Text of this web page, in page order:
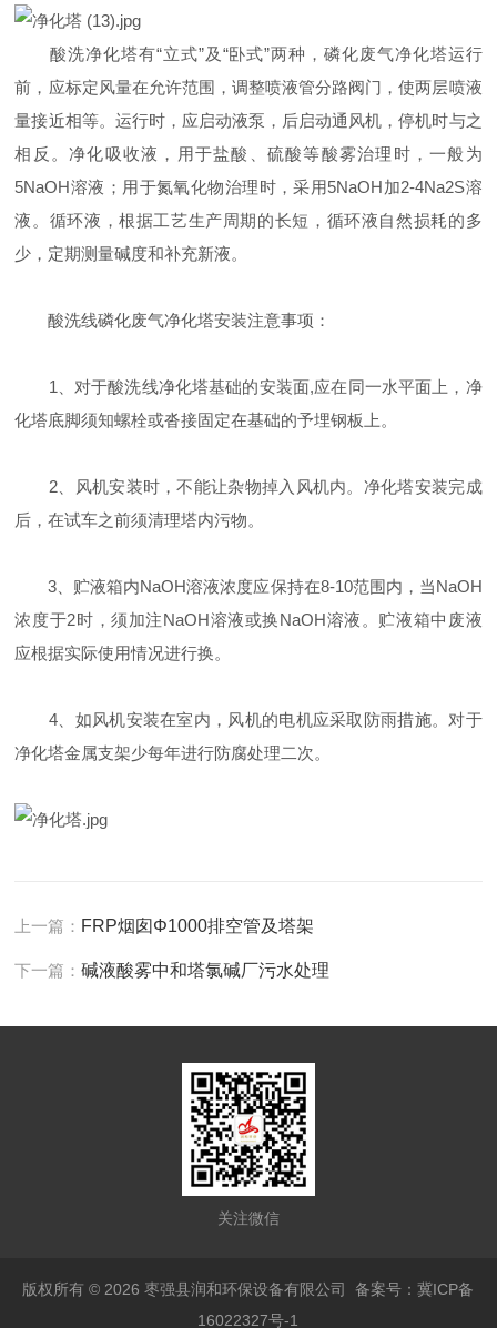
酸洗净化塔有“立式”及“卧式”两种，磷化废气净化塔运行
前，应标定风量在允许范围，调整喷液管分路阀门，使两层喷液
量接近相等。运行时，应启动液泵，后启动通风机，停机时与之
相反。净化吸收液，用于盐酸、硫酸等酸雾治理时，一般为
5NaOH溶液；用于氮氧化物治理时，采用5NaOH加2-4Na2S溶
液。循环液，根据工艺生产周期的长短，循环液自然损耗的多
少，定期测量碱度和补充新液。
酸洗线磷化废气净化塔安装注意事项：
1、对于酸洗线净化塔基础的安装面,应在同一水平面上，净
化塔底脚须知螺栓或沓接固定在基础的予埋钢板上。
2、风机安装时，不能让杂物掉入风机内。净化塔安装完成
后，在试车之前须清理塔内污物。
3、贮液箱内NaOH溶液浓度应保持在8-10范围内，当NaOH
浓度于2时，须加注NaOH溶液或换NaOH溶液。贮液箱中废液
应根据实际使用情况进行换。
4、如风机安装在室内，风机的电机应采取防雨措施。对于
净化塔金属支架少每年进行防腐处理二次。
上一篇： FRP烟囱Φ1000排空管及塔架
下一篇：碱液酸雾中和塔氯碱厂污水处理
关注微信
版权所有 © 2026 枣强县润和环保设备有限公司备案号：冀ICP备
16022327号-1